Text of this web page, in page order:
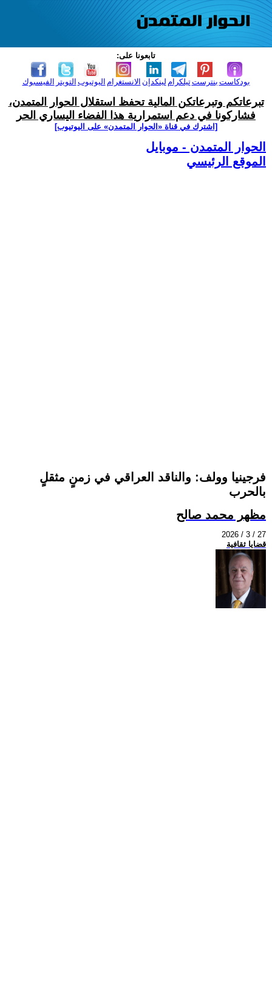
تابعونا على:
الفيسبوك التويتر اليوتيوب الانستغرام لينكدإن تيلكرامبنترست بودكاست
تبرعاتكم وتبرعاتكن المالية تحفظ استقلال الحوار المتمدن،
فشاركونا في دعم استمرارية هذا الفضاء اليساري الحر
[اشترك في قناة ‫«الحوار المتمدن» على اليوتيوب]
الحوار المتمدن - موبايل
الموقع الرئيسي
فرجينيا وولف: والناقد العراقي في زمنٍ مثقلٍ
بالحرب
مظهر محمد صالح
2026 / 3 / 27
قضايا ثقافية